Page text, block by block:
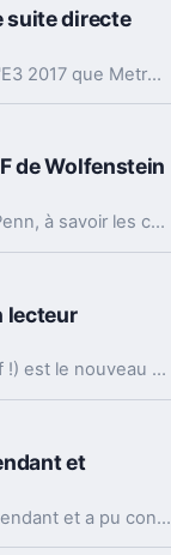
suite directe
Le studio ukrainien 4A Games a confirmé à l'E3 2017 que Metro Exodus était bien la suite de Metro : Last Light en se basant sur la fin canonique du titre qui se déroulait un an après les événements de Metro 2033.
de Wolfenstein
Les voix françaises de Bruce Willis et Sean Penn, à savoir les comédiens Patrick Poivey et Emmanuel Karsen, sont annoncées pour Wolfenstein 2 : The New Colossus, la suite des aventures de B.J. Blazkowicz prévue pour fin octobre sur PS4, Xbox One et PC.
lecteur
Le Modern Keyboard with Fingerprint ID (ouf !) est le nouveau clavier signé Microsoft qui, comme son nom l'indique, dispose notamment d'un lecteur d'empreintes digitales.
et
Le studio IO Interactive est désormais indépendant et a pu conserver sa licence Hitman au détriment de Square Enix.